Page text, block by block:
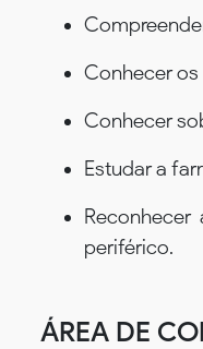
Conhecer
Conhecer
Estudar a
periférico.
ÁREA DE